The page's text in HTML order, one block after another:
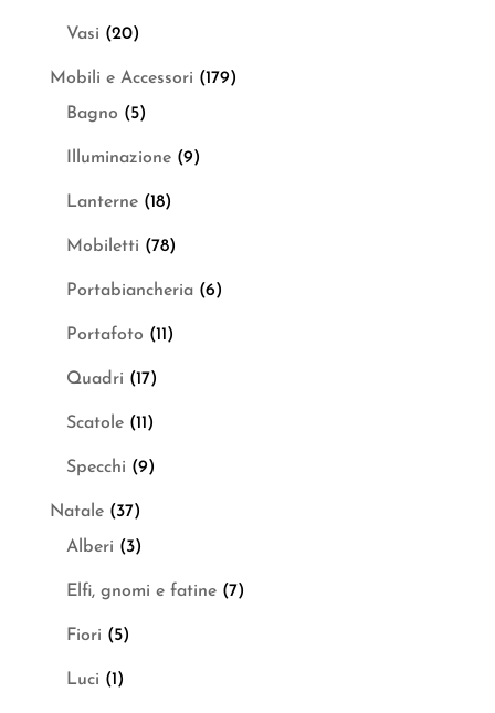
Vasi (20)
Mobili e Accessori (179)
Bagno (5)
Illuminazione (9)
Lanterne (18)
Mobiletti (78)
Portabiancheria (6)
Portafoto (11)
Quadri (17)
Scatole (11)
Specchi (9)
Natale (37)
Alberi (3)
Elfi, gnomi e fatine (7)
Fiori (5)
Luci (1)